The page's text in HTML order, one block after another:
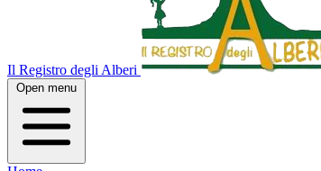
Il Registro degli Alberi
Open menu